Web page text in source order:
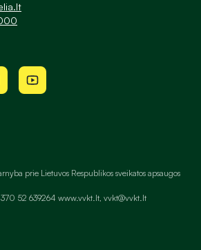
prie Lietuvos Respublikos sveikatos apsaugos
52 639264 www.vvkt.lt, vvkt@vvkt.lt